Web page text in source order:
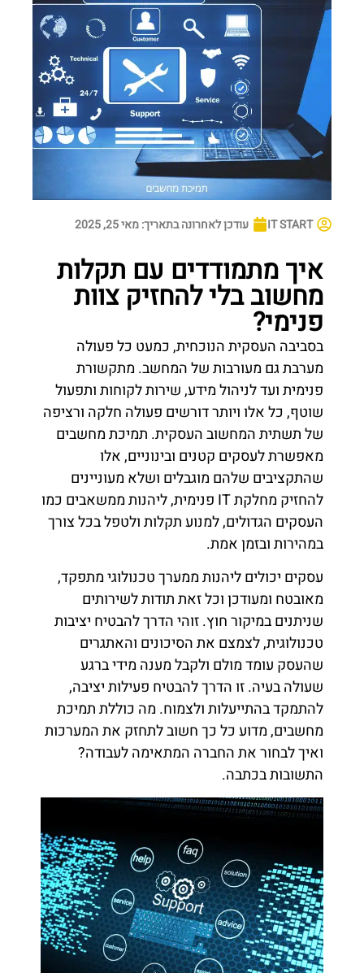
IT START עודכן לאחרונה בתאריך:מאי 25, 2025
איך מתמודדים עם תקלות
מחשוב בלי להחזיק צוות
פנימי?
בסביבה העסקית הנוכחית, כמעט כל פעולה
מערבת גם מעורבות של המחשב. מתקשורת
פנימית ועד לניהול מידע, שירות לקוחות ותפעול
שוטף, כל אלו ויותר דורשים פעולה חלקה ורציפה
של תשתית המחשוב העסקית. תמיכת מחשבים
מאפשרת לעסקים קטנים ובינוניים, אלו
שהתקציבים שלהם מוגבלים ושלא מעוניינים
להחזיק מחלקת IT פנימית, ליהנות ממשאבים כמו
העסקים הגדולים, למנוע תקלות ולטפל בכל צורך
במהירות ובזמן אמת.
עסקים יכולים ליהנות ממערך טכנולוגי מתפקד,
מאובטח ומעודכן וכל זאת תודות לשירותים
שניתנים במיקור חוץ. זוהי הדרך להבטיח יציבות
טכנולוגית, לצמצם את הסיכונים והאתגרים
שהעסק עומד מולם ולקבל מענה מידי ברגע
שעולה בעיה. זו הדרך להבטיח פעילות יציבה,
להתמקד בהתייעלות ולצמוח. מה כוללת תמיכת
מחשבים, מדוע כל כך חשוב לתחזק את המערכות
ואיך לבחור את החברה המתאימה לעבודה?
התשובות בכתבה.